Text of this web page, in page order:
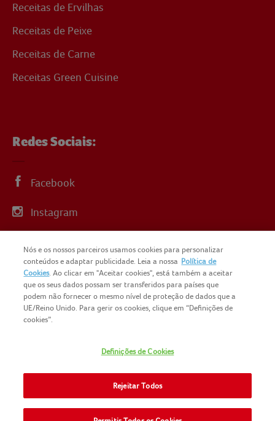
Receitas de Ervilhas
Receitas de Peixe
Receitas de Carne
Receitas Green Cuisine
Redes Sociais:
Facebook
Instagram
YouTube
COPYRIGHT IGLO PORTUGAL 2025
NOMAD FOODS
SITEMAP
POLÍTICA DE PRIVACIDADE
POLITICA-DE-COOKIES
Nós e os nossos parceiros usamos cookies para personalizar
conteúdos e adaptar publicidade. Leia a nossa Política de
Cookies. Ao clicar em "Aceitar cookies", está também a aceitar
que os seus dados possam ser transferidos para países que
podem não fornecer o mesmo nível de proteção de dados que a
UE/Reino Unido. Para gerir os cookies, clique em “Definições de
cookies”.
Definições de Cookies
Rejeitar Todos